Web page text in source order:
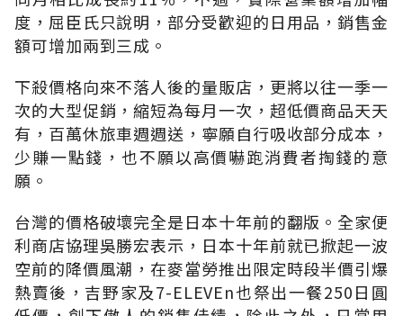
度，屈臣氏只說明，部分受歡迎的日用品，銷售金
額可增加兩到三成。
下殺價格向來不落人後的量販店，更將以往一季一
次的大型促銷，縮短為每月一次，超低價商品天天
有，百萬休旅車週週送，寧願自行吸收部分成本，
少賺一點錢，也不願以高價嚇跑消費者掏錢的意
願。
台灣的價格破壞完全是日本十年前的翻版。全家便
利商店協理吳勝宏表示，日本十年前就已掀起一波
空前的降價風潮，在麥當勞推出限定時段半價引爆
熱賣後，吉野家及7-ELEVEn也祭出一餐250日圓